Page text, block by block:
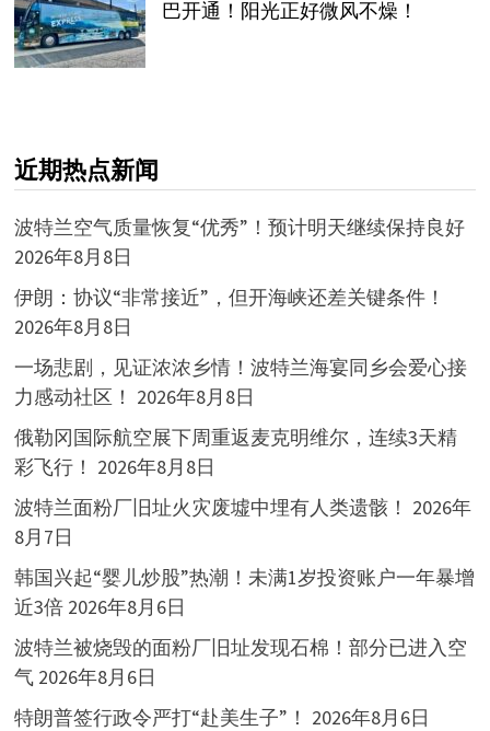
巴开通！阳光正好微风不燥！
近期热点新闻
波特兰空气质量恢复“优秀”！预计明天继续保持良好
2026年8月8日
伊朗：协议“非常接近”，但开海峡还差关键条件！
2026年8月8日
一场悲剧，见证浓浓乡情！波特兰海宴同乡会爱心接
力感动社区！ 2026年8月8日
俄勒冈国际航空展下周重返麦克明维尔，连续3天精
彩飞行！ 2026年8月8日
波特兰面粉厂旧址火灾废墟中埋有人类遗骸！ 2026年
8月7日
韩国兴起“婴儿炒股”热潮！未满1岁投资账户一年暴增
近3倍 2026年8月6日
波特兰被烧毁的面粉厂旧址发现石棉！部分已进入空
气 2026年8月6日
特朗普签行政令严打“赴美生子”！ 2026年8月6日